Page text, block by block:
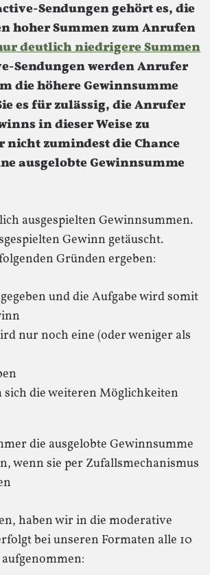
Sendungen gehört es, die
hoher Summen zum Anrufen
deutlich niedrigere Summen
Sendungen werden Anrufer
die höhere Gewinnsumme
es für zulässig, die Anrufer
in dieser Weise zu
nicht zumindest die Chance
ausgelobte Gewinnsumme
ausgespielten Gewinnsummen.
Gewinn getäuscht.
Gründen ergeben:
und die Aufgabe wird somit
nur noch eine (oder weniger als
die weiteren Möglichkeiten
die ausgelobte Gewinnsumme
wenn sie per Zufallsmechanismus
haben wir in die moderative
bei unseren Formaten alle 10